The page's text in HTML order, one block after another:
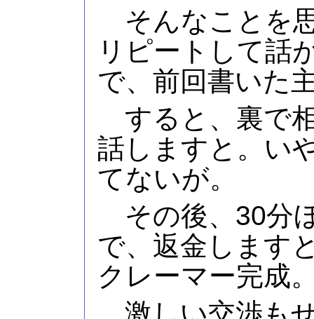
そんなことを
リピートして話
で、前回書いた
すると、裏で
話しますと。い
てないが。
その後、30分
で、返金します
クレーマー完成